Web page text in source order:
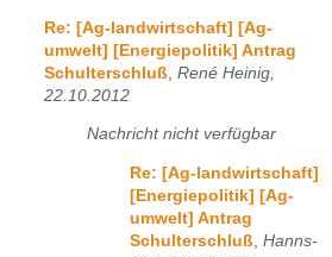
Re: [Ag-landwirtschaft] [Ag-
umwelt] [Energiepolitik] Antrag
Schulterschluß René Heinig,
22.10.2012
Nachricht nicht verfügbar
Re: [Ag-landwirtschaft]
[Energiepolitik] [Ag-
umwelt] Antrag
Schulterschluß Hanns-